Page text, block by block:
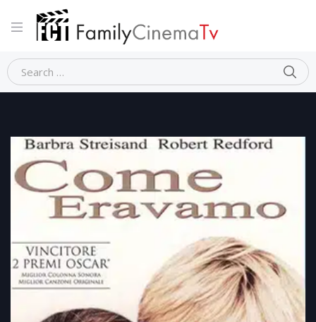
Home Romantico